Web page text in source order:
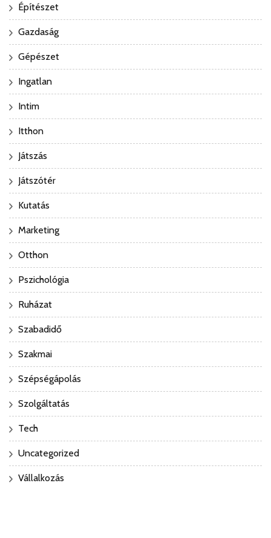
Építészet
Gazdaság
Gépészet
Ingatlan
Intim
Itthon
Játszás
Játszótér
Kutatás
Marketing
Otthon
Pszichológia
Ruházat
Szabadidő
Szakmai
Szépségápolás
Szolgáltatás
Tech
Uncategorized
Vállalkozás